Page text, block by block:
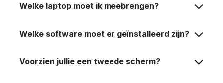
Welke laptop moet ik meebrengen?
Welke software moet er geïnstalleerd zijn?
Voorzien jullie een tweede scherm?